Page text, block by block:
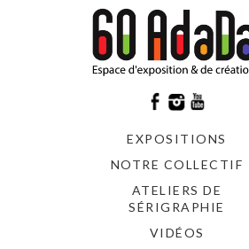
EXPOSITIONS
NOTRE COLLECTIF
ATELIERS DE
SÉRIGRAPHIE
VIDÉOS